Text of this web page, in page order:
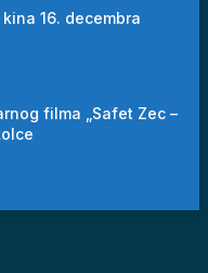
16. decembra
filma „Safet Zec –